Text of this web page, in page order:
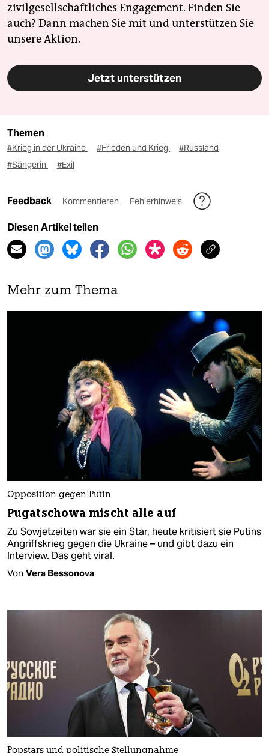
zivilgesellschaftliches Engagement. Finden Sie
auch? Dann machen Sie mit und unterstützen Sie
unsere Aktion.
Jetzt unterstützen
Themen
#Krieg in der Ukraine #Frieden und Krieg
#Russland
#Sängerin
#Exil
Feedback Kommentieren Fehlerhinweis
Diesen Artikel teilen
Mehr zum Thema
Opposition gegen Putin
Pugatschowa mischt alle auf
Zu Sowjetzeiten war sie ein Star, heute kritisiert sie Putins
Angriffskrieg gegen die Ukraine – und gibt dazu ein
Interview. Das geht viral.
Von Vera Bessonova
Popstars und politische Stellungnahme